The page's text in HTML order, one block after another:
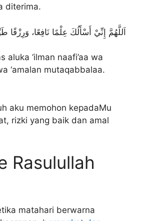
diterima.
اَللَّهُمَّ إِنِّيْ أَسْأَلُكَ عِلْمًا نَافِعًا، وَرِزْقًا
aluka ‘ilman naafi’aa wa
‘amalan mutaqabbalaa.
aku memohon kepadaMu
rizki yang baik dan amal
Rasulullah
matahari berwarna